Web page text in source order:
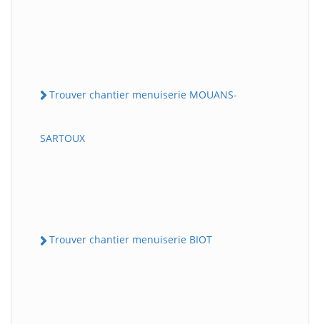
Trouver chantier menuiserie MOUANS-
SARTOUX
Trouver chantier menuiserie BIOT